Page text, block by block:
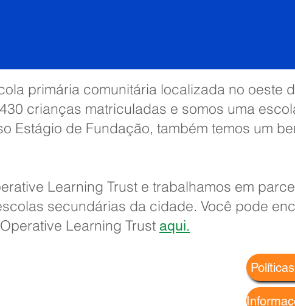
primária comunitária localizada no oeste
crianças matriculadas e somos uma
Estágio de Fundação, também temos um
Learning Trust e trabalhamos em
secundárias da cidade. Você pode
Learning Trust aqui.